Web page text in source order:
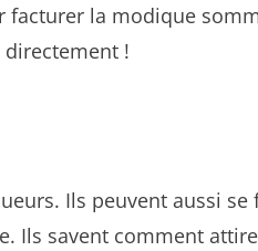
facturer la modique
directement !
Ils peuvent aussi se
Ils savent comment